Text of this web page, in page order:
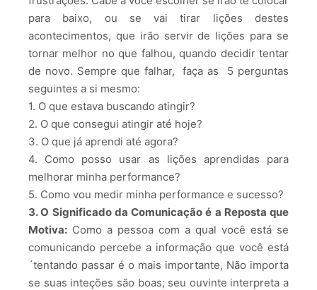
para baixo, ou se vai tirar lições destes
acontecimentos, que irão servir de lições para se
tornar melhor no que falhou, quando decidir tentar
de novo. Sempre que falhar, faça as 5 perguntas
seguintes a si mesmo:
1. O que estava buscando atingir?
2. O que consegui atingir até hoje?
3. O que já aprendi até agora?
4. Como posso usar as lições aprendidas para
melhorar minha performance?
5. Como vou medir minha performance e sucesso?
3. O Significado da Comunicação é a Reposta que
Motiva: Como a pessoa com a qual você está se
comunicando percebe a informação que você está
´tentando passar é o mais importante, Não importa
se suas inteções são boas; seu ouvinte interpreta a